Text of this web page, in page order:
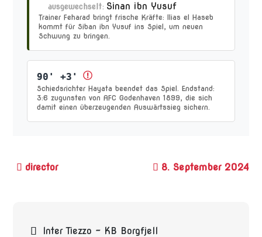
ausgewechselt: Sinan ibn Yusuf
Trainer Feharad bringt frische Kräfte: Ilias el Haseb
kommt für Siban ibn Yusuf ins Spiel, um neuen
Schwung zu bringen.
90' +3'
Schiedsrichter Hayata beendet das Spiel. Endstand:
3:6 zugunsten von AFC Godenhaven 1899, die sich
damit einen überzeugenden Auswärtssieg sichern.
8. September 2024
Beitragsnavigation
Inter Tiezzo – KB Borgfjell